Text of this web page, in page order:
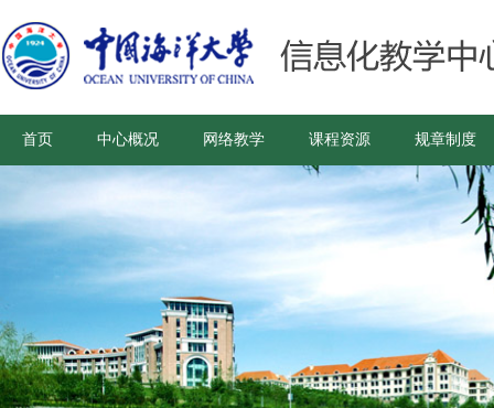
首页 中心概况 网络教学 课程资源 规章制度